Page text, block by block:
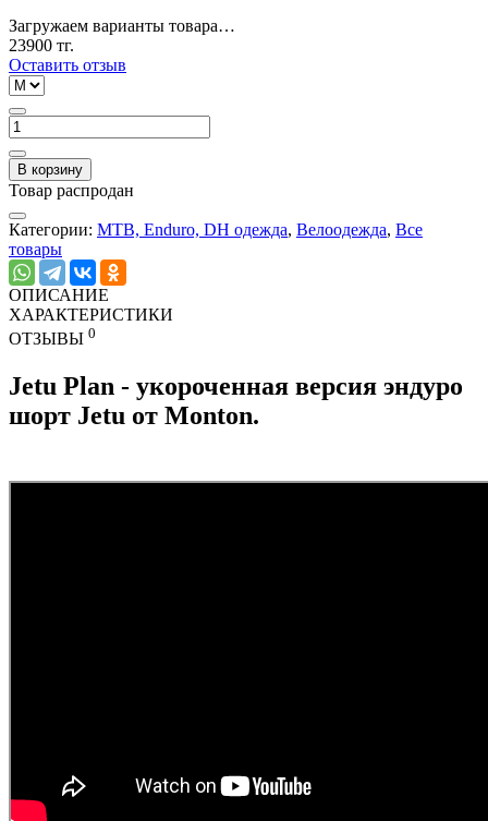
Загружаем варианты товара…
23900 тг.
Оставить отзыв
В корзину
Товар распродан
Категории: MTB, Enduro, DH одежда, Велоодежда, Все
товары
ОПИСАНИЕ
ХАРАКТЕРИСТИКИ
ОТЗЫВЫ 0
Jetu Plan - укороченная версия эндуро
шорт Jetu от Monton.